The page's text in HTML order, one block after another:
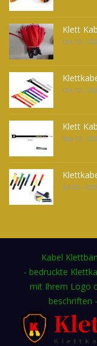
Klett
Oct 12 -
Oct 12 -
Klett
Sep 12 -
Jul 05 -
Kabel
- bedruckte
mit Ihrem Logo
beschriften